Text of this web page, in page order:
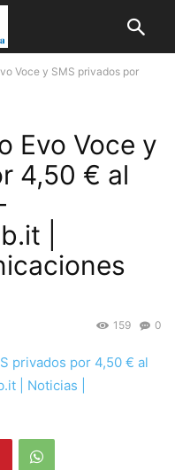
Voce y SMS privados por
Evo Voce y
4,50 € al
|
0
159